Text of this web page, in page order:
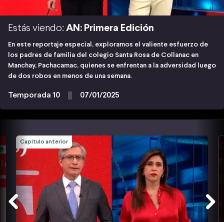
Estás viendo: AN: Primera Edición
En este reportaje especial, exploramos el valiente esfuerzo de
los padres de familia del colegio Santa Rosa de Collanac en
Manchay, Pachacamac, quienes se enfrentan a la adversidad luego
de dos robos en menos de una semana.
Temporada 10 07/01/2025
Capítulo anterior